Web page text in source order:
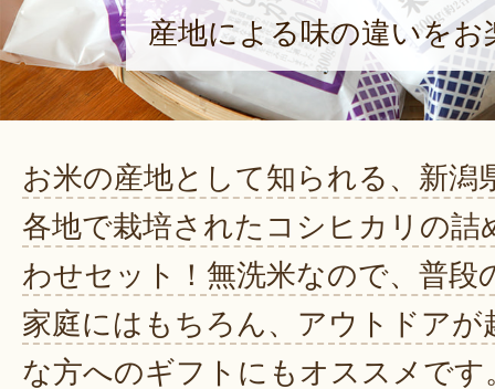
産地による味の違いを
お米の産地として知られる、新潟
各地で栽培されたコシヒカリの詰
わせセット！無洗米なので、普段
家庭にはもちろん、アウトドアが
な方へのギフトにもオススメです